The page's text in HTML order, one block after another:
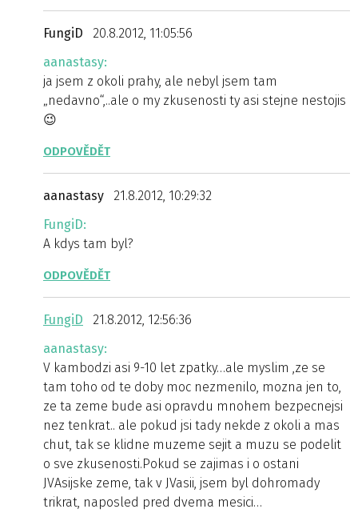
FungiD
20.8.2012, 11:05:56
aanastasy:
ja jsem z okoli prahy, ale nebyl jsem tam
„nedavno“,..ale o my zkusenosti ty asi stejne nestojis
😉
ODPOVĚDĚT
aanastasy
21.8.2012, 10:29:32
FungiD:
A kdys tam byl?
ODPOVĚDĚT
FungiD
21.8.2012, 12:56:36
aanastasy:
V kambodzi asi 9-10 let zpatky…ale myslim ,ze se
tam toho od te doby moc nezmenilo, mozna jen to,
ze ta zeme bude asi opravdu mnohem bezpecnejsi
nez tenkrat.. ale pokud jsi tady nekde z okoli a mas
chut, tak se klidne muzeme sejit a muzu se podelit
o sve zkusenosti.Pokud se zajimas i o ostani
JVAsijske zeme, tak v JVasii, jsem byl dohromady
trikrat, naposled pred dvema mesici…